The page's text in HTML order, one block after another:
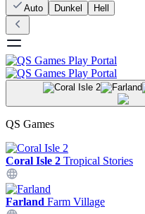
Auto Dunkel Hell
QS Games
Coral Isle 2 Tropical Stories
Farland Farm Village